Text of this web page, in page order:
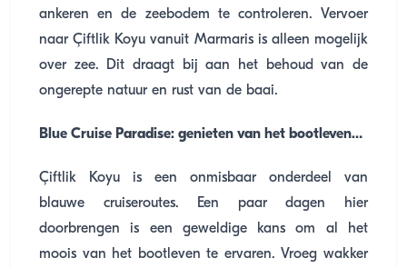
ankeren en de zeebodem te controleren. Vervoer
naar Çiftlik Koyu vanuit Marmaris is alleen mogelijk
over zee. Dit draagt bij aan het behoud van de
ongerepte natuur en rust van de baai.
Blue Cruise Paradise: genieten van het bootleven…
Çiftlik Koyu is een onmisbaar onderdeel van
blauwe cruiseroutes. Een paar dagen hier
doorbrengen is een geweldige kans om al het
moois van het bootleven te ervaren. Vroeg wakker